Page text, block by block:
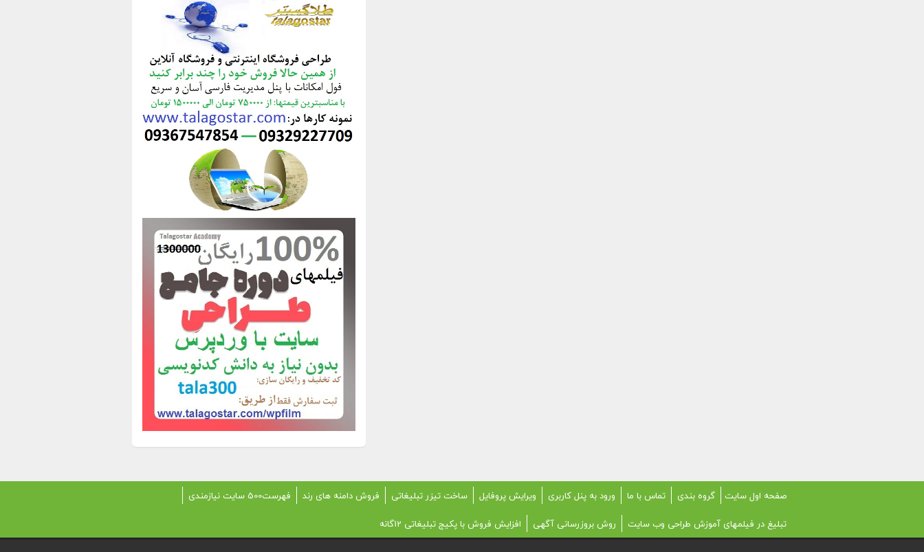
صفحه اول سایت گروه بندی تماس با ما ورود به پنل کاربری ویرایش پروفایل ساخت تیزر تبلیغاتی فروش دامنه های رند
فهرست500 سایت نیازمندی
تبلیغ در فیلمهای آموزش طراحی وب سایت
روش بروزرسانی آگهی افزایش فروش با پکیج تبلیغاتی 12گانه